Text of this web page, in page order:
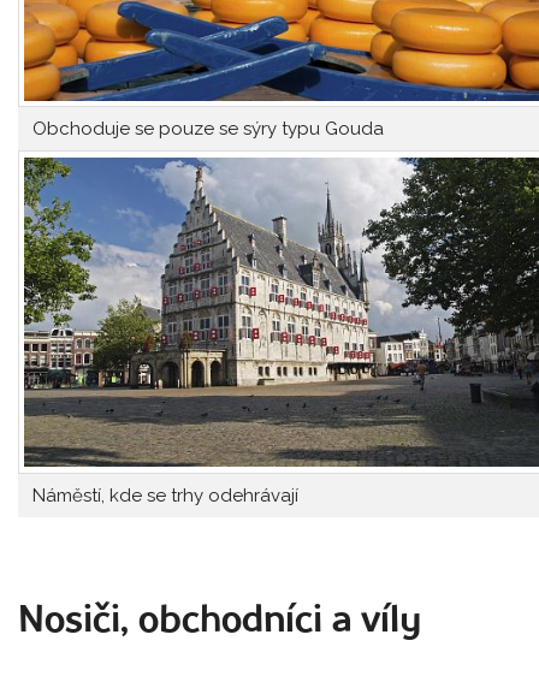
Obchoduje se pouze se sýry typu Gouda
Náměstí, kde se trhy odehrávají
Nosiči, obchodníci a víly